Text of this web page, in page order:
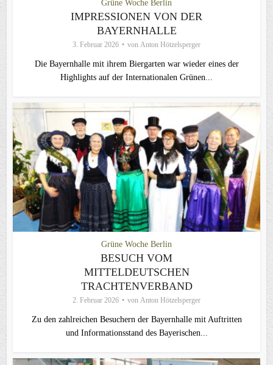
Grüne Woche Berlin
IMPRESSIONEN VON DER
BAYERNHALLE
3. Februar 2026 von Anton Hötzelsperger
Die Bayernhalle mit ihrem Biergarten war wieder eines der
Highlights auf der Internationalen Grünen...
Grüne Woche Berlin
BESUCH VOM
MITTELDEUTSCHEN
TRACHTENVERBAND
2. Februar 2026 von Anton Hötzelsperger
Zu den zahlreichen Besuchern der Bayernhalle mit Auftritten
und Informationsstand des Bayerischen...